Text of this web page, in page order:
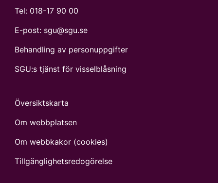
Tel: 018-17 90 00
E-post: sgu@sgu.se
Behandling av personuppgifter
SGU:s tjänst för visselblåsning
Översiktskarta
Om webbplatsen
Om webbkakor (cookies)
Tillgänglighets­redogörelse